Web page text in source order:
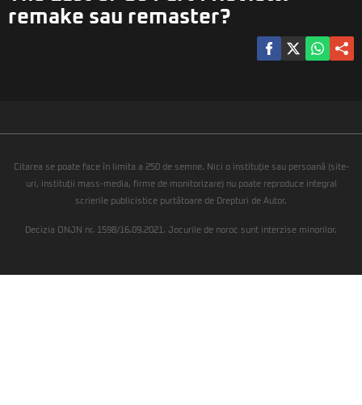
remake sau remaster?
Citarea se poate face în limita a 250 de semne. Nici o instituţie sau persoană (site-
uri, instituţii mass-media, firme de monitorizare) nu poate reproduce integral
scrierile publicistice purtătoare de Drepturi de Autor.
Decizia ONJN nr. 1598/16.09.2021. Jocurile de noroc sunt interzise minorilor.